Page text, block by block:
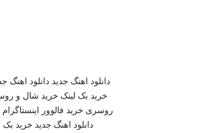
دانلود اهنگ جدید دانلود اهنگ
خرید بک لینک خرید شال و
روسری خرید فالوور اینستاگرام
دانلود اهنگ جدید خرید بک